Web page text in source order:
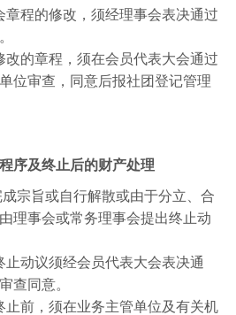
的修改，须经理事会表决通过
章程，须在会员代表大会通过
位审查，同意后报社团登记管理
序及终止后的财产处理
旨或自行解散或由于分立、合
理事会或常务理事会提出终止动
动议须经会员代表大会表决通
查同意。
前，须在业务主管单位及有关机